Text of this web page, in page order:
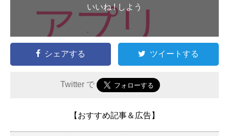
いいね ! しよう
シェアする ツイートする
Twitter で
【おすすめ記事＆広告】